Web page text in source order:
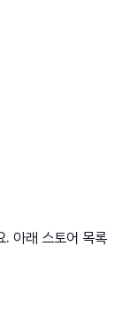
. 아래 스토어 목록